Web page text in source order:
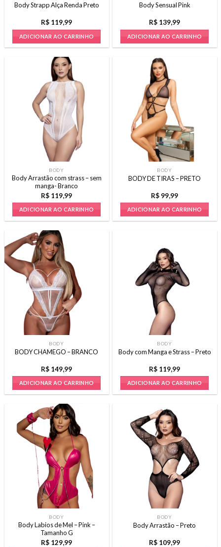
produto
produto
Body Strapp Alça Renda Preto
R$ 119,99
ADICIONAR AO CARRINHO
Este
produto
tem
várias
variantes.
As
opções
podem
ser
escolhidas
página
do
produto
Body Sensual Pink
R$ 139,99
ADICIONAR AO CARRINHO
Este
tem
várias
variantes.
As
opções
podem
ser
escolhidas
página
do
produto
BODY
Body Arrastão com strass – sem
manga- Branco
R$ 119,99
ADICIONAR AO CARRINHO
BODY
BODY DE TIRAS – PRETO
R$ 99,99
ADICIONAR AO CARRINHO
Este
várias
variantes.
As
opções
podem
ser
escolhidas
na
página
do
produto
BODY
BODY CHAMEGO – BRANCO
R$ 149,99
ADICIONAR AO CARRINHO
Este
produto
tem
várias
variantes.
As
opções
podem
ser
escolhidas
na
página
do
produto
BODY
Body com Manga e Strass – Preto
R$ 119,99
ADICIONAR AO CARRINHO
BODY
Body Labios de Mel – Pink –
Tamanho G
R$ 129,99
BODY
Body Arrastão – Preto
R$ 109,99